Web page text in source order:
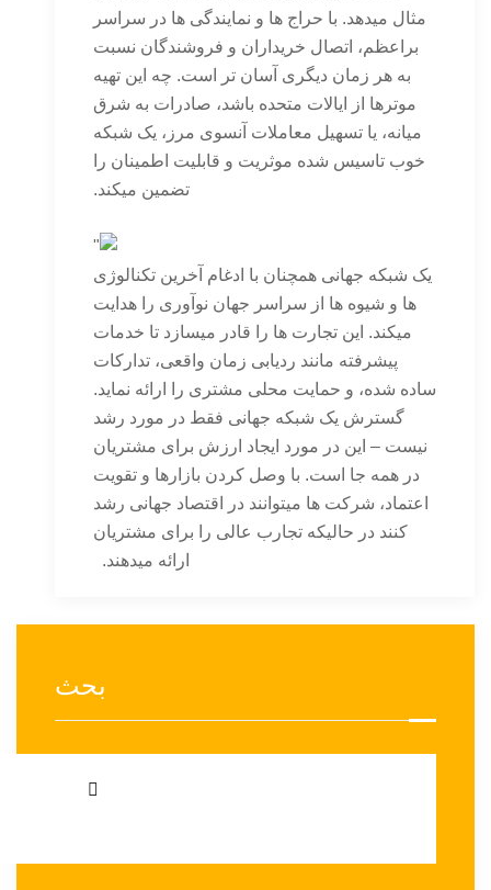
مثال میدهد. با حراج ها و نمایندگی ها در سراسر
براعظم، اتصال خریداران و فروشندگان نسبت
به هر زمان دیگری آسان تر است. چه این تهیه
موترها از ایالات متحده باشد، صادرات به شرق
میانه، یا تسهیل معاملات آنسوی مرز، یک شبکه
خوب تاسیس شده موثریت و قابلیت اطمینان را
تضمین میکند.
یک شبکه جهانی همچنان با ادغام آخرین تکنالوژی
ها و شیوه ها از سراسر جهان نوآوری را هدایت
میکند. این تجارت ها را قادر میسازد تا خدمات
پیشرفته مانند ردیابی زمان واقعی، تدارکات
ساده شده، و حمایت محلی مشتری را ارائه نماید.
گسترش یک شبکه جهانی فقط در مورد رشد
نیست – این در مورد ایجاد ارزش برای مشتریان
در همه جا است. با وصل کردن بازارها و تقویت
اعتماد، شرکت ها میتوانند در اقتصاد جهانی رشد
کنند در حالیکه تجارب عالی را برای مشتریان
ارائه میدهند.
بحث